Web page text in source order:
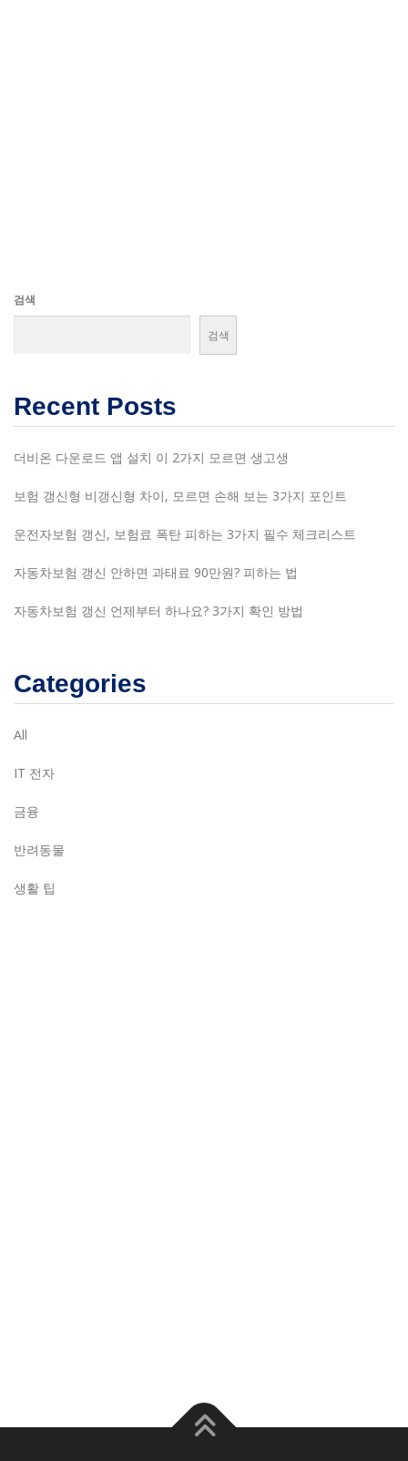
검색
검색
Recent Posts
더비온 다운로드 앱 설치 이 2가지 모르면 생고생
보험 갱신형 비갱신형 차이, 모르면 손해 보는 3가지 포인트
운전자보험 갱신, 보험료 폭탄 피하는 3가지 필수 체크리스트
자동차보험 갱신 안하면 과태료 90만원? 피하는 법
자동차보험 갱신 언제부터 하나요? 3가지 확인 방법
Categories
All
IT 전자
금융
반려동물
생활 팁